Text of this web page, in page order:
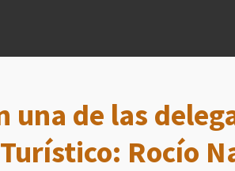
una de las
Rocío